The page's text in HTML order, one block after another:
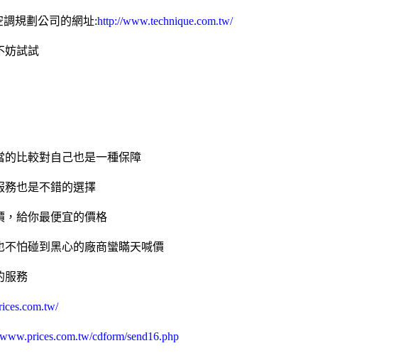
規劃公司的網址:http://www.technique.com.tw/
妨試試
比較對自己也是一種保障
務也是不錯的選擇
，給你最便宜的價格
不怕碰到黑心的廠商蠻瞞天喊價
服務
cdform/send16.php